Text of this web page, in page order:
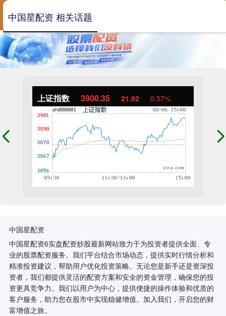
上证指数 3900.35 21.92 0.57%
中国星配资
中国星配资6实盘配资炒股最新网站致力于为投资者提供全面、专
业的股票配资服务。我们平台结合市场动态，提供实时行情分析和
精准投资建议，帮助用户优化投资策略。无论您是新手还是资深投
资者，我们都提供灵活的配资方案和安全的资金管理，确保您的投
资更具竞争力。我们以用户为中心，提供便捷的操作体验和优质的
客户服务，助力您在股市中实现稳健增值。加入我们，开启您的财
富增值之旅。
中国星配资 相关话题